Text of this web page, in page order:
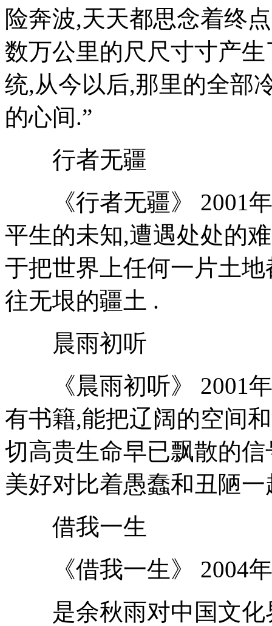
险奔波,天天都思念着终
数万公里的尺尺寸寸产
统,从今以后,那里的全部
的心间.”
行者无疆
《行者无疆》 2001年
平生的未知,遭遇处处的
于把世界上任何一片土
往无垠的疆土 .
晨雨初听
《晨雨初听》 2001年
有书籍,能把辽阔的空间
切高贵生命早已飘散的
美好对比着愚蠢和丑陋
借我一生
《借我一生》 2004年
是余秋雨对中国文化